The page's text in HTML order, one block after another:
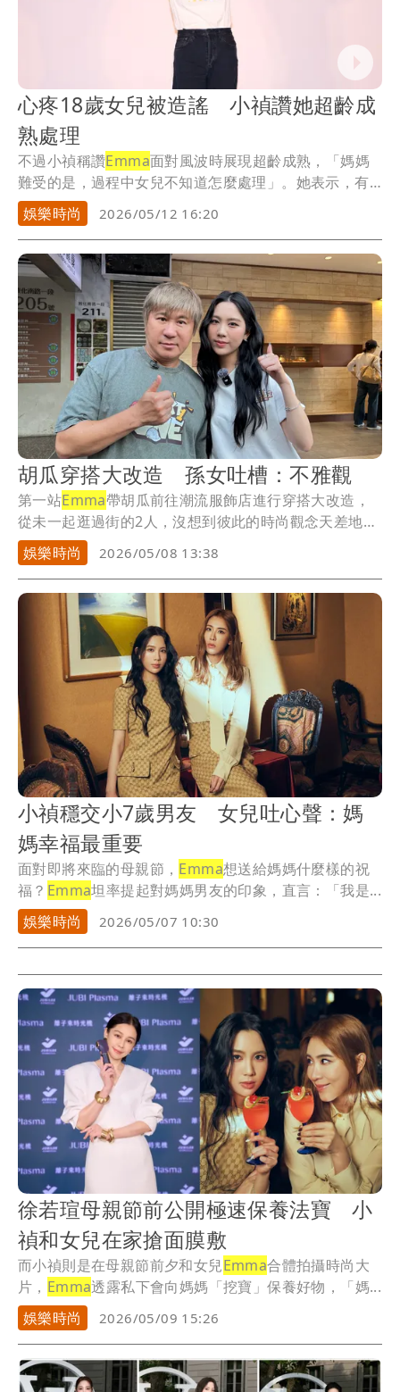
心疼18歲女兒被造謠 小禎讚她超齡成
熟處理
不過小禎稱讚Emma面對風波時展現超齡成熟，「媽媽
難受的是，過程中女兒不知道怎麼處理」。她表示，有
些...
娛樂時尚 2026/05/12 16:20
胡瓜穿搭大改造 孫女吐槽：不雅觀
第一站Emma帶胡瓜前往潮流服飾店進行穿搭大改造，
從未一起逛過街的2人，沒想到彼此的時尚觀念天差地
遠...
娛樂時尚 2026/05/08 13:38
小禎穩交小7歲男友 女兒吐心聲：媽
媽幸福最重要
面對即將來臨的母親節， Emma想送給媽媽什麼樣的祝
福？ Emma坦率提起對媽媽男友的印象，直言：「我是...
娛樂時尚
2026/05/07 10:30
徐若瑄母親節前公開極速保養法寶 小
禎和女兒在家搶面膜敷
而小禎則是在母親節前夕和女兒Emma合體拍攝時尚大
片， Emma透露私下會向媽媽「挖寶」保養好物，「媽...
娛樂時尚
2026/05/09 15:26